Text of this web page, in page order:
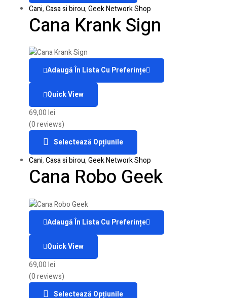
Cani,Casa si birou,Geek Network Shop
Cana Krank Sign
Adaugă În Lista Cu Preferințe
Quick View
69,00lei
(0 reviews)
Selectează Opțiunile
Cani,Casa si birou,Geek Network Shop
Cana Robo Geek
Adaugă În Lista Cu Preferințe
Quick View
69,00lei
(0 reviews)
Selectează Opțiunile